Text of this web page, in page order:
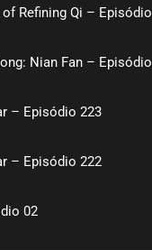
of Refining Qi –
Nian Fan –
– Episódio 223
– Episódio 222
02